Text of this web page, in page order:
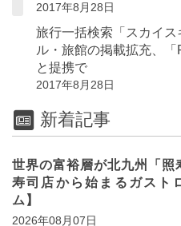
2017年8月28日
旅行一括検索「スカイ
ル・旅館の掲載拡充、「
と提携で
2017年8月28日
新着記事
世界の富裕層が北九州「
寿司店から始まるガスト
ム】
2026年08月07日